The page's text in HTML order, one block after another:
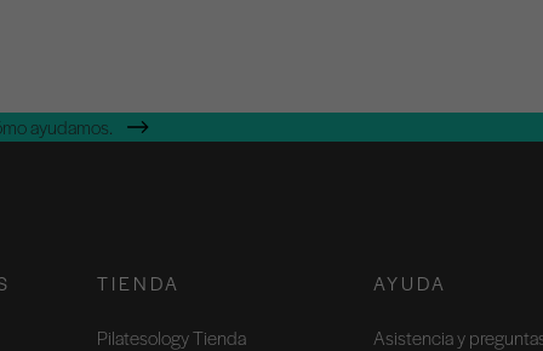
ayudamos.
TIENDA
Pilatesology Tienda
AYUDA
Asistencia y